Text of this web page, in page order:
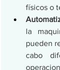
físicos o
la
pueden
cabo